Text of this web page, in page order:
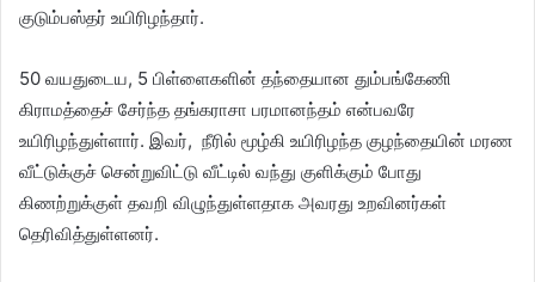
குடும்பஸ்தர் உயிரிழந்தார்.
50 வயதுடைய, 5 பிள்ளைகளின் தந்தையான தும்பங்கேணி
கிராமத்தைச் சேர்ந்த தங்கராசா பரமானந்தம் என்பவரே
உயிரிழந்துள்ளார். இவர், நீரில் மூழ்கி உயிரிழந்த குழந்தையின் மரண
வீட்டுக்குச் சென்றுவிட்டு வீட்டில் வந்து குளிக்கும் போது
கிணற்றுக்குள் தவறி விழுந்துள்ளதாக அவரது உறவினர்கள்
தெரிவித்துள்ளனர்.